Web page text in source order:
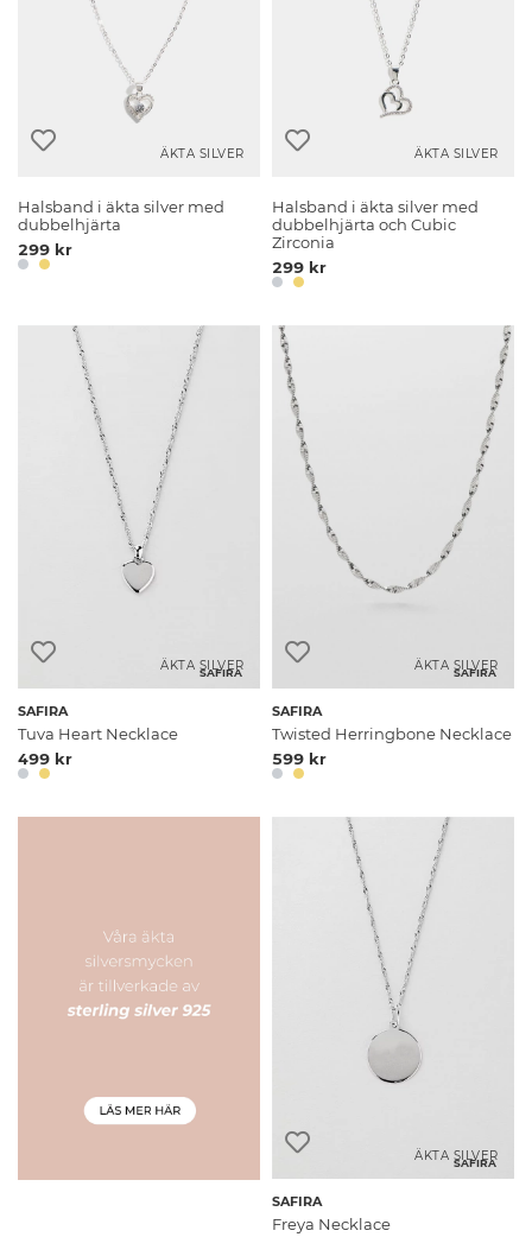
ÄKTA SILVER
Halsband i äkta silver med
dubbelhjärta
299 kr
ÄKTA SILVER
Halsband i äkta silver med
dubbelhjärta och Cubic
Zirconia
299 kr
SAFIRA
ÄKTA SILVER
SAFIRA
Tuva Heart Necklace
499 kr
SAFIRA
ÄKTA SILVER
SAFIRA
Twisted Herringbone Necklace
599 kr
SAFIRA
ÄKTA SILVER
SAFIRA
Freya Necklace